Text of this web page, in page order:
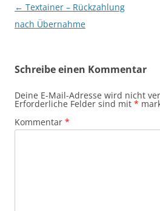
Beitragsnavigation
← Textainer – Rückzahlung
nach Übernahme
Schreibe einen Kommentar
Deine E-Mail-Adresse wird nicht
Erforderliche Felder sind mit *
Kommentar *